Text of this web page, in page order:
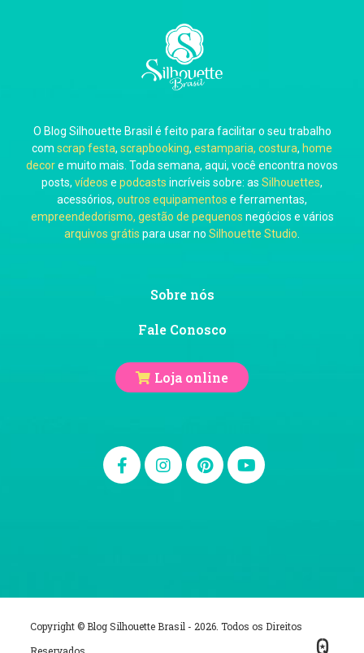
Carla Eschberger
Carol Pessoa
Ju Mirthes
O Blog Silhouette Brasil é feito para facilitar o seu trabalho
com scrap festa, scrapbooking, estamparia, costura, home
decore muito mais. Toda semana, aqui, você encontra novos
posts, vídeos e podcasts incríveis sobre: as Silhouettes,
acessórios, outros equipamentos e ferramentas,
empreendedorismo, gestão de pequenos negócios e vários
arquivos grátis para usar no Silhouette Studio
Sobre nós
Fale Conosco
Loja online
Copyright © Blog Silhouette Brasil - 2026. Todos os Direitos